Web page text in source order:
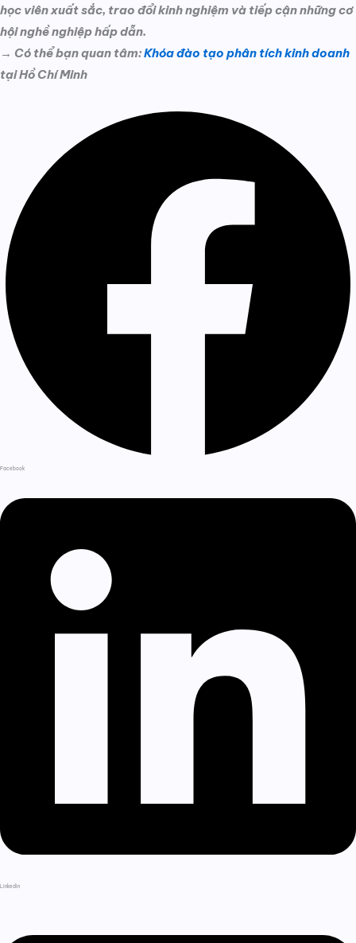
học viên xuất sắc, trao đổi kinh nghiệm và tiếp cận những cơ
hội nghề nghiệp hấp dẫn.
→ Có thể bạn quan tâm:Khóa đào tạo phân tích kinh doanh
tại Hồ Chí Minh
Facebook
LinkedIn